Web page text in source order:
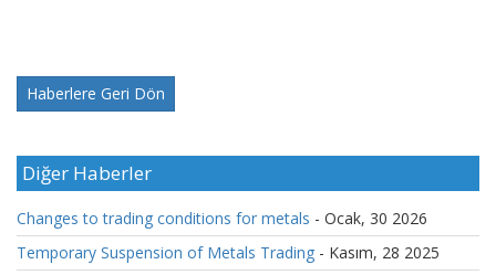
Haberlere Geri Dön
Diğer Haberler
Changes to trading conditions for metals - Ocak, 30 2026
Temporary Suspension of Metals Trading - Kasım, 28 2025